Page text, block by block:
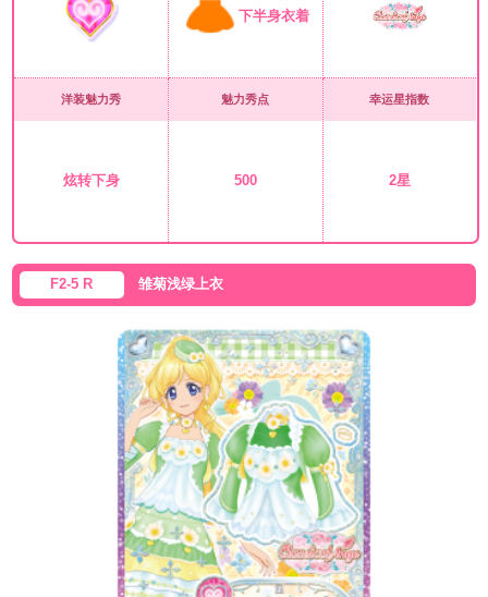
下半身衣着
洋装魅力秀
炫转下身
魅力秀点
500
幸运星指数
2星
F2-5 R 雏菊浅绿上衣